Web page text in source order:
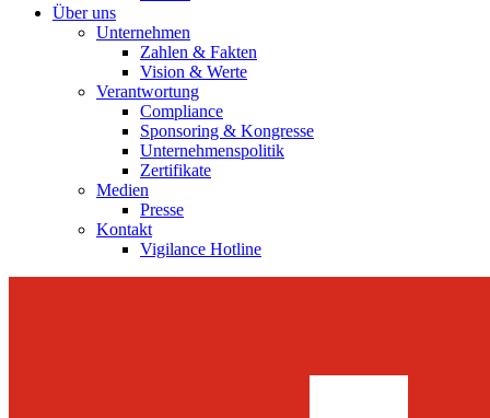
Über uns
Unternehmen
Zahlen & Fakten
Vision & Werte
Verantwortung
Compliance
Sponsoring & Kongresse
Unternehmenspolitik
Zertifikate
Medien
Presse
Kontakt
Vigilance Hotline